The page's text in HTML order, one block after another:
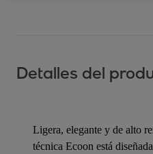
Detalles del
Ligera, elegante y de alto
técnica Ecoon está